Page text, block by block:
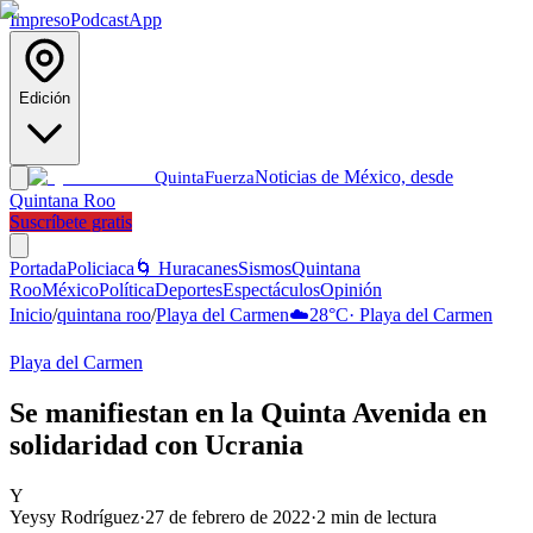
ImpresoPodcastApp
Edición
QuintaFuerzaNoticias de México, desde
Quintana Roo
Suscríbete gratis
PortadaPoliciaca 🌀 HuracanesSismosQuintana
RooMéxicoPolíticaDeportesEspectáculosOpinión
Inicio/quintana roo/Playa del Carmen☁️28°C· Playa del Carmen
Playa del Carmen
Se manifiestan en la Quinta Avenida en
solidaridad con Ucrania
Y
Yeysy Rodríguez·27 de febrero de 2022·2 min de lectura